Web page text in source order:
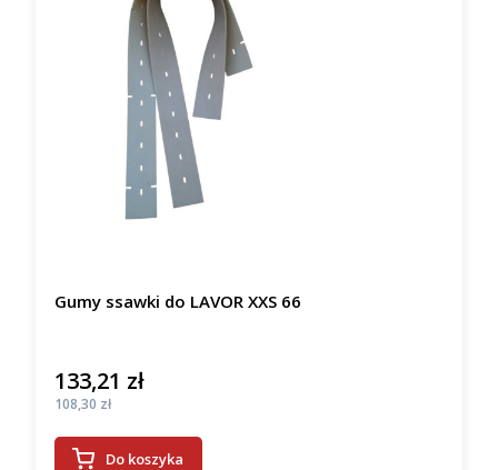
Gumy ssawki do LAVOR XXS 66
Cena
133,21 zł
Cena
108,30 zł
Do koszyka